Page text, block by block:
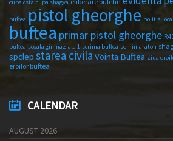
cupa csta cupa shagya
buftea pistol gheorghe politia
buftea primar pistol gheorghe
buftea scoala gimnaziala 1 scrima buftea semimaraton
spclep starea civila Vointa Buftea ziua
eroilor buftea
CALENDAR
AUGUST 2026